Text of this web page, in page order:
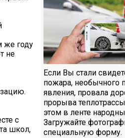
же году
не
с
школ,
Если Вы стали
пожара, необычного
явления, провала
прорыва
этом в ленте
Загружайте
специальную форму.